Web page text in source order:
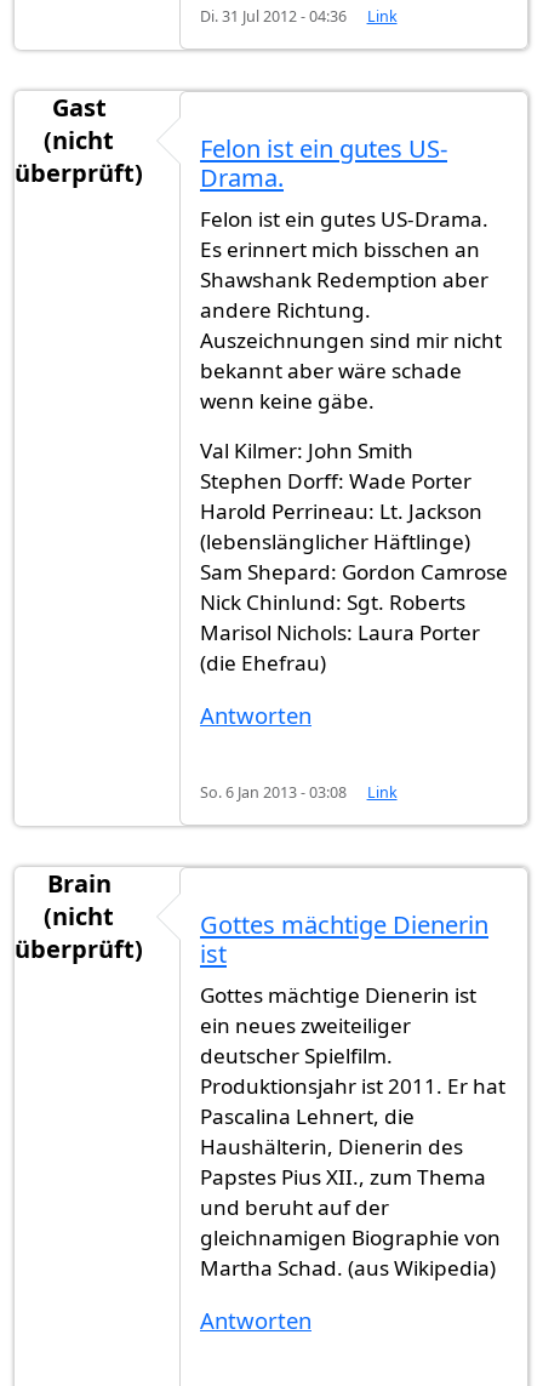
Di. 31 Jul 2012 - 04:36 Link
Gast
(nicht
überprüft)
Felon ist ein gutes US-
Drama.
Felon ist ein gutes US-Drama.
Es erinnert mich bisschen an
Shawshank Redemption aber
andere Richtung.
Auszeichnungen sind mir nicht
bekannt aber wäre schade
wenn keine gäbe.
Val Kilmer: John Smith
Stephen Dorff: Wade Porter
Harold Perrineau: Lt. Jackson
(lebenslänglicher Häftlinge)
Sam Shepard: Gordon Camrose
Nick Chinlund: Sgt. Roberts
Marisol Nichols: Laura Porter
(die Ehefrau)
Antworten
So. 6 Jan 2013 - 03:08 Link
Brain
(nicht
überprüft)
Gottes mächtige Dienerin
ist
Gottes mächtige Dienerin ist
ein neues zweiteiliger
deutscher Spielfilm.
Produktionsjahr ist 2011. Er hat
Pascalina Lehnert, die
Haushälterin, Dienerin des
Papstes Pius XII., zum Thema
und beruht auf der
gleichnamigen Biographie von
Martha Schad. (aus Wikipedia)
Antworten